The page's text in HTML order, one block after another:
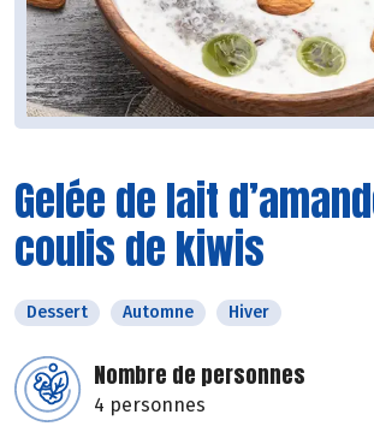
Gelée de lait
coulis de kiwis
Dessert Automne Hiver
Nombre de personnes
4 personnes